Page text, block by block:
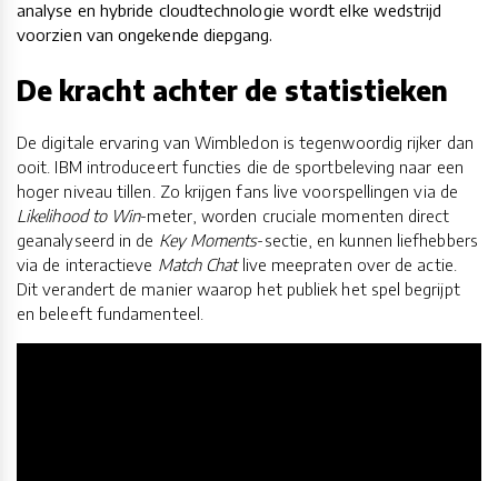
analyse en hybride cloudtechnologie wordt elke wedstrijd
voorzien van ongekende diepgang.
De kracht achter de statistieken
De digitale ervaring van Wimbledon is tegenwoordig rijker dan
ooit. IBM introduceert functies die de sportbeleving naar een
hoger niveau tillen. Zo krijgen fans live voorspellingen via de
Likelihood to Win-meter, worden cruciale momenten direct
geanalyseerd in de Key Moments-sectie, en kunnen liefhebbers
via de interactieve Match Chatlive meepraten over de actie.
Dit verandert de manier waarop het publiek het spel begrijpt
en beleeft fundamenteel.